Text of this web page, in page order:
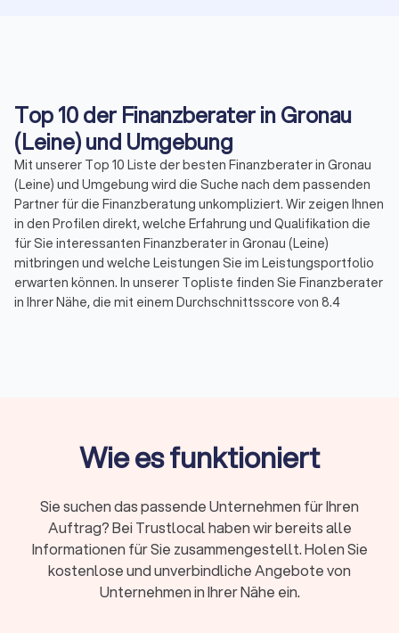
Top 10 der Finanzberater in Gronau
(Leine) und Umgebung
Mit unserer Top 10 Liste der besten Finanzberater in Gronau
(Leine) und Umgebung wird die Suche nach dem passenden
Partner für die Finanzberatung unkompliziert. Wir zeigen Ihnen
in den Profilen direkt, welche Erfahrung und Qualifikation die
für Sie interessanten Finanzberater in Gronau (Leine)
mitbringen und welche Leistungen Sie im Leistungsportfolio
erwarten können. In unserer Topliste finden Sie Finanzberater
in Ihrer Nähe, die mit einem Durchschnittsscore von 8.4
Baufinanzierung, Geldanlagen & Vermögensberatung oder für
besten Finanzberater in Gronau (Leine) und Umgebung
kennenlernen. Und wenn noch Fragen bleiben, stehen wir von
Trustlocal Ihnen gerne zur Verfügung, indem wir
entsprechend Ihrer Anfrage direkt ein individuelles Angebot
erfragen. Nutzen Sie Trustlocal für die schnelle Suche nach
einer Finanzberatung, die genau zu Ihren Bedürfnissen passt.
Wie es funktioniert
Sie suchen das passende Unternehmen für Ihren
Auftrag? Bei Trustlocal haben wir bereits alle
Informationen für Sie zusammengestellt. Holen Sie
kostenlose und unverbindliche Angebote von
Unternehmen in Ihrer Nähe ein.